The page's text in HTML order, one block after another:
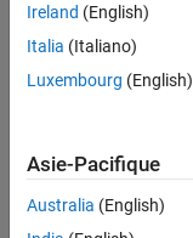
recherche
ou
afficher
l’ensemble
d'emploi.
malgré
Ireland (English)
Italia (Italiano)
Luxembourg (English)
Asie-Pacifique
Australia (English)